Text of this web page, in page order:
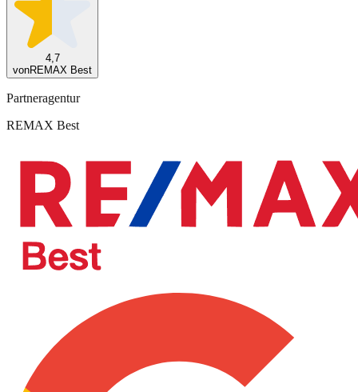
4,7
vonREMAX Best
Partneragentur
REMAX Best